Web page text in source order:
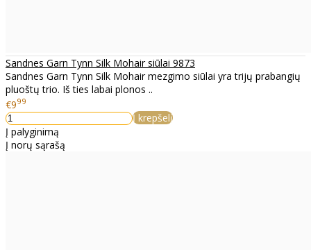
Sandnes Garn Tynn Silk Mohair siūlai 9873
Sandnes Garn Tynn Silk Mohair mezgimo siūlai yra trijų prabangių
pluoštų trio. Iš ties labai plonos ..
€999
Į krepšelį
Į palyginimą
Į norų sąrašą